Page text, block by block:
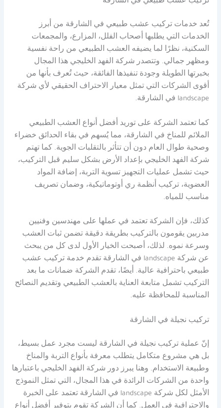
تُعد خدمات تركيب عشب طبيعي في الشارقة من أبرز
الخدمات التي يطلبها أصحاب الفلل، المزارع، والمجمعات
السكنية، نظرًا لما يضيفه العشب الطبيعي من راحة نفسية
ومظهر جمالي. وتتصدر شركة الفهد الخليجي هذا المجال
بخبرتها الطويلة وجودة تنفيذها الفائقة، حيث تُعرف بأنها من
أقوى الشركات التي تمثل معيار الاحتراف الحقيقي لأي شركة
landscape في الشارقة.
كما تعتمد الشركة على توريد أفضل أنواع العشب الطبيعي
الملائم للمناخ في الشارقة، مما يُسهم في بقاء الحدائق خضراء
وصحية طوال العام دون أن تتأثر بالتقلبات الجوية. كما تهتم
شركة الفهد الخليجي بإعداد الأرض بشكل سليم قبل التركيب،
حيث تشمل عمليات التجهيز تسوية التربة، إضافة المواد
العضوية، تركيب أنظمة ري أوتوماتيكية، وضمان تصريف
مناسب للمياه.
كذلك، فإن الشركة تعتمد في عملها على مهندسين وفنيين
مدربين يقومون بالتركيب بطريقة دقيقة تضمن ثبات العشب
وسرعة نموه. لذلك، أصبحت الخيار الأول لدى كل من يبحث
عن شركة landscape في الشارقة تقدم خدمة تركيب عشب
طبيعي باحترافية عالية. أيضًا، تقدم الشركة ضمانات ما بعد
التركيب تشمل متابعة العناية بالعشب الطبيعي وتقديم النصائح
المناسبة للمحافظة عليه.
تركيب نجيلة في الشارقة
إنّ عملية تركيب نجيلة في الشارقة ليست مجرد عمل بسيط،
بل هي مشروع متكامل يتطلب معرفة بأنواع التربة والمناخ
وطبيعة الاستخدام. وهنا يبرز دور شركة الفهد الخليجي باعتبارها
واحدة من الشركات الرائدة في هذا المجال، التي تمثل النموذج
الأمثل لكل شركة landscape في الشارقة تعتمد على الخبرة